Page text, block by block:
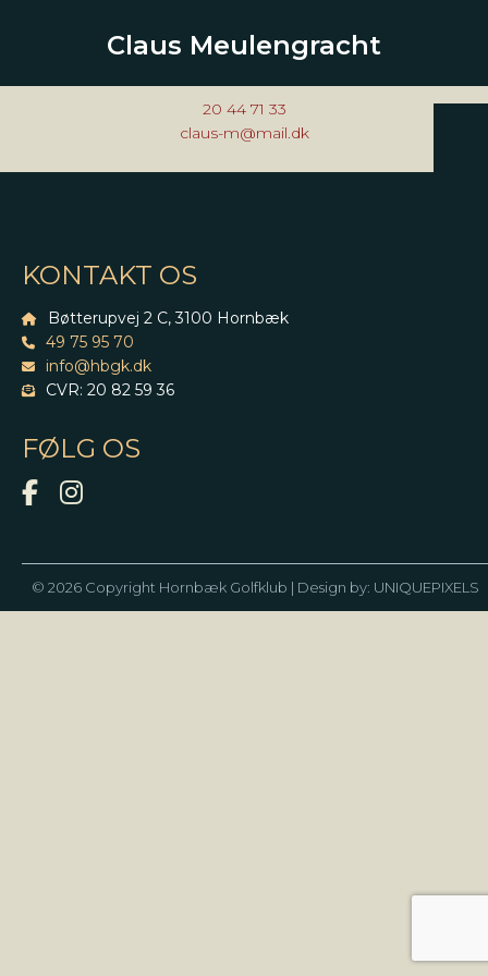
Claus Meulengracht
20 44 71 33
claus-m@mail.dk
KONTAKT OS
Bøtterupvej 2 C, 3100 Hornbæk
49 75 95 70
info@hbgk.dk
CVR: 20 82 59 36
FØLG OS
© 2026 Copyright Hornbæk Golfklub | Design by: UNIQUEPIXELS